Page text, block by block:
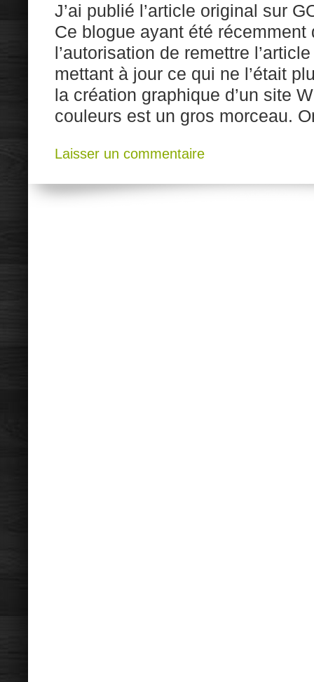
J’ai publié l’article original sur
Ce blogue ayant été récemment
l’autorisation de remettre
mettant à jour ce qui ne l’était
la création graphique d’un site
couleurs est un gros morceau.
Laisser un commentaire